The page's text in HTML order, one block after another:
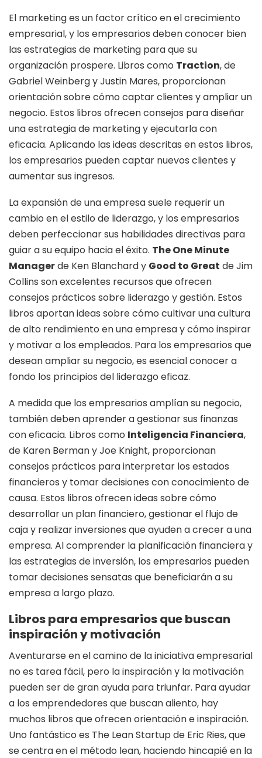
El marketing es un factor crítico en el crecimiento
empresarial, y los empresarios deben conocer bien
las estrategias de marketing para que su
organización prospere. Libros como Traction, de
Gabriel Weinberg y Justin Mares, proporcionan
orientación sobre cómo captar clientes y ampliar un
negocio. Estos libros ofrecen consejos para diseñar
una estrategia de marketing y ejecutarla con
eficacia. Aplicando las ideas descritas en estos libros,
los empresarios pueden captar nuevos clientes y
aumentar sus ingresos.
La expansión de una empresa suele requerir un
cambio en el estilo de liderazgo, y los empresarios
deben perfeccionar sus habilidades directivas para
guiar a su equipo hacia el éxito. The One Minute
Managerde Ken Blanchard y Good to Great de Jim
Collins son excelentes recursos que ofrecen
consejos prácticos sobre liderazgo y gestión. Estos
libros aportan ideas sobre cómo cultivar una cultura
de alto rendimiento en una empresa y cómo inspirar
y motivar a los empleados. Para los empresarios que
desean ampliar su negocio, es esencial conocer a
fondo los principios del liderazgo eficaz.
A medida que los empresarios amplían su negocio,
también deben aprender a gestionar sus finanzas
con eficacia. Libros como Inteligencia Financiera,
de Karen Berman y Joe Knight, proporcionan
consejos prácticos para interpretar los estados
financieros y tomar decisiones con conocimiento de
causa. Estos libros ofrecen ideas sobre cómo
desarrollar un plan financiero, gestionar el flujo de
caja y realizar inversiones que ayuden a crecer a una
empresa. Al comprender la planificación financiera y
las estrategias de inversión, los empresarios pueden
tomar decisiones sensatas que beneficiarán a su
empresa a largo plazo.
Libros para empresarios que buscan
inspiración y motivación
Aventurarse en el camino de la iniciativa empresarial
no es tarea fácil, pero la inspiración y la motivación
pueden ser de gran ayuda para triunfar. Para ayudar
a los emprendedores que buscan aliento, hay
muchos libros que ofrecen orientación e inspiración.
Uno fantástico es The Lean Startup de Eric Ries, que
se centra en el método lean, haciendo hincapié en la